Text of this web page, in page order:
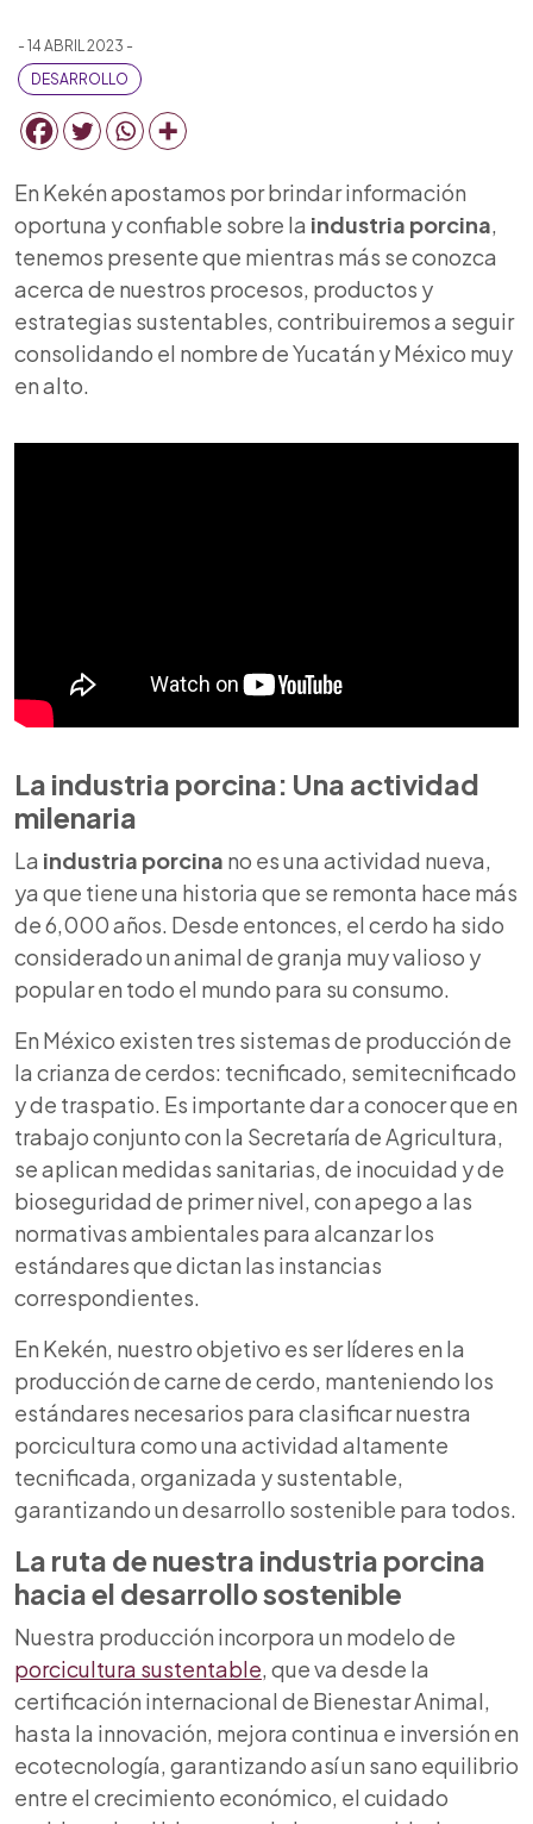
- 14 ABRIL 2023 -
DESARROLLO
En Kekén apostamos por brindar información
oportuna y confiable sobre la industria porcina
tenemos presente que mientras más se conozca
acerca de nuestros procesos, productos y
estrategias sustentables, contribuiremos a seguir
consolidando el nombre de Yucatán y México muy
en alto.
La industria porcina: Una actividad
milenaria
La industria porcina no es una actividad nueva,
ya que tiene una historia que se remonta hace más
de 6,000 años. Desde entonces, el cerdo ha sido
considerado un animal de granja muy valioso y
popular en todo el mundo para su consumo.
En México existen tres sistemas de producción de
la crianza de cerdos: tecnificado, semitecnificado
y de traspatio. Es importante dar a conocer que en
trabajo conjunto con la Secretaría de Agricultura,
se aplican medidas sanitarias, de inocuidad y de
bioseguridad de primer nivel, con apego a las
normativas ambientales para alcanzar los
estándares que dictan las instancias
correspondientes.
En Kekén, nuestro objetivo es ser líderes en la
producción de carne de cerdo, manteniendo los
estándares necesarios para clasificar nuestra
porcicultura como una actividad altamente
tecnificada, organizada y sustentable,
garantizando un desarrollo sostenible para todos.
La ruta de nuestra industria porcina
hacia el desarrollo sostenible
Nuestra producción incorpora un modelo de
porcicultura sustentable, que va desde la
certificación internacional de Bienestar Animal,
hasta la innovación, mejora continua e inversión en
ecotecnología, garantizando así un sano equilibrio
entre el crecimiento económico, el cuidado